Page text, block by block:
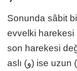
Sonunda sâbit
evvelki harekesi
son harekesi
aslı (و) ise uzun (ا), (ي) ise noktasız (ى) şeklinde